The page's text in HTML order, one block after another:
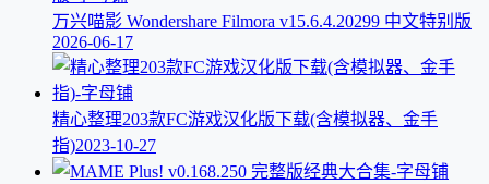
万兴喵影 Wondershare Filmora v15.6.4.20299 中文特别版
2026-06-17
精心整理203款FC游戏汉化版下载(含模拟器、金手
指)2023-10-27